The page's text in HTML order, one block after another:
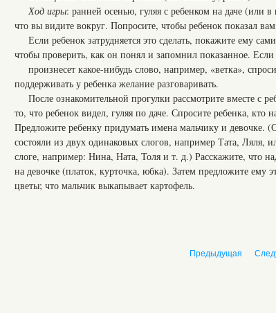
Ход игры: ранней осенью, гуляя с ребенком на даче (или
что вы видите вокруг. Попросите, чтобы ребенок показал
Если ребенок затрудняется это сделать, покажите ему
чтобы проверить, как он понял и запомнил показанное. Если
произнесет какое-нибудь слово, например, «ветка»,
поддерживать у ребенка желание разговаривать.
После ознакомительной прогулки рассмотрите вместе с
то, что ребенок видел, гуляя по даче. Спросите ребенка, кто
Предложите ребенку придумать имена мальчику и девочке.
состояли из двух одинаковых слогов, например Тата, Ляля,
слоге, например: Нина, Ната, Толя и т. д.) Расскажите, что
на девочке (платок, курточка, юбка). Затем предложите ему
цветы; что мальчик выкапывает картофель.
Предыдущая